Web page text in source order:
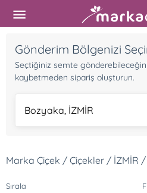
Gönderim Bölgenizi
Seçtiğiniz semte
kaybetmeden sipariş oluşturun.
Bozyaka, İZMİR
Marka Çiçek / Çiçekler / İZMİR
Sırala